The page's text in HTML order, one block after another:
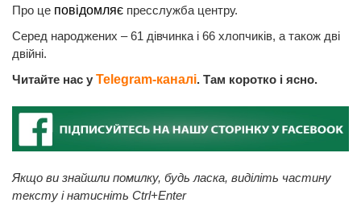
Про це повідомляє пресслужба центру.
Серед народжених – 61 дівчинка і 66 хлопчиків, а також дві
двійні.
Читайте нас у Telegram-каналі. Там коротко і ясно.
Якщо ви знайшли помилку, будь ласка, виділіть частину
тексту і натисніть Ctrl+Enter